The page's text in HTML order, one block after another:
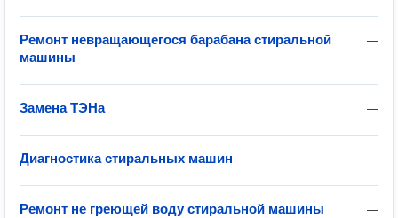
—
Ремонт невращающегося барабана стиральной
машины
—
Замена ТЭНа
—
Диагностика стиральных машин
—
Ремонт не греющей воду стиральной машины